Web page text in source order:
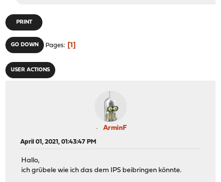
PRINT
GO DOWN Pages 1
USER ACTIONS
ArminF
April 01, 2021, 01:43:47 PM
Hallo,
ich grübele wie ich das dem IPS beibringen könnte.